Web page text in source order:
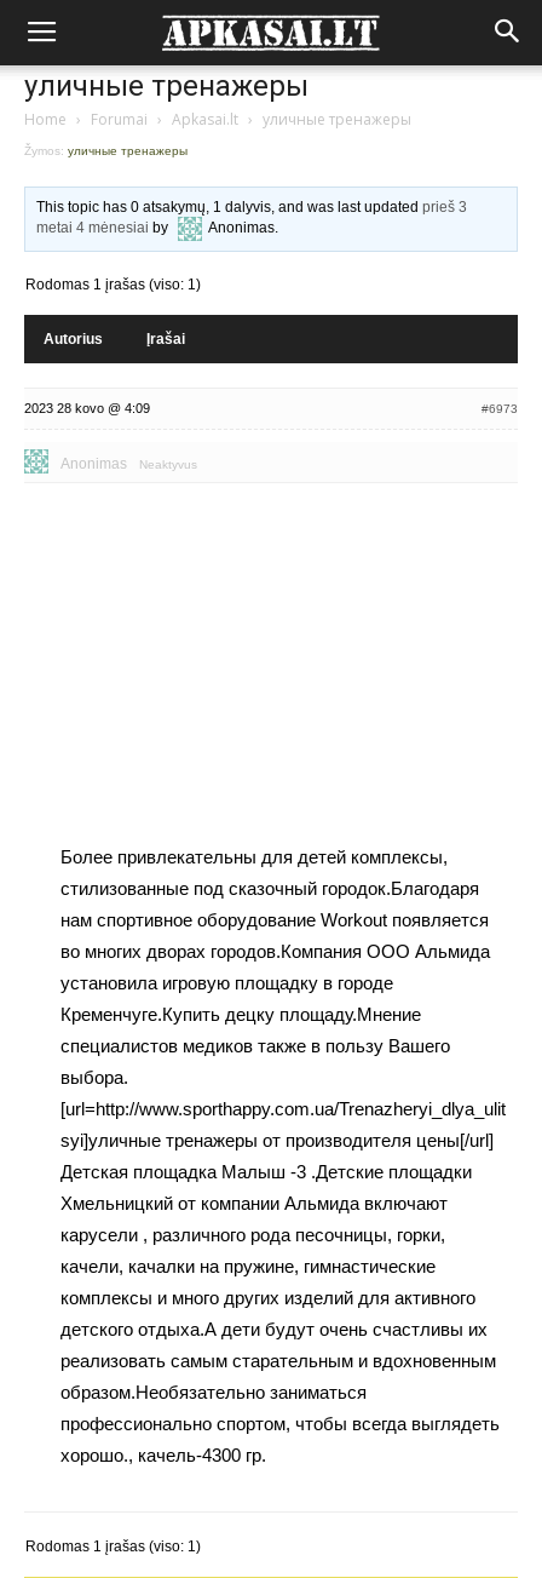
уличные тренажеры
Home › Forumai › Apkasai.lt › уличные тренажеры
Žymos: уличные тренажеры
This topic has 0 atsakymų, 1 dalyvis, and was last updatedprieš 3
metai 4 mėnesiai by Anonimas.
Rodomas 1 įrašas (viso: 1)
Autorius Įrašai
2023 28 kovo @ 4:09 #6973
Anonimas Neaktyvus
Более привлекательны для детей комплексы,
стилизованные под сказочный городок.Благодаря
нам спортивное оборудование Workout появляется
во многих дворах городов.Компания ООО Альмида
установила игровую площадку в городе
Кременчуге.Купить децку площаду.Мнение
специалистов медиков также в пользу Вашего
выбора.
[url=http://www.sporthappy.com.ua/Trenazheryi_dlya_ulit
syi]уличные тренажеры от производителя цены[/url]
Детская площадка Малыш -3 .Детские площадки
Хмельницкий от компании Альмида включают
карусели , различного рода песочницы, горки,
качели, качалки на пружине, гимнастические
комплексы и много других изделий для активного
детского отдыха.А дети будут очень счастливы их
реализовать самым старательным и вдохновенным
образом.Необязательно заниматься
профессионально спортом, чтобы всегда выглядеть
хорошо., качель-4300 гр.
Rodomas 1 įrašas (viso: 1)